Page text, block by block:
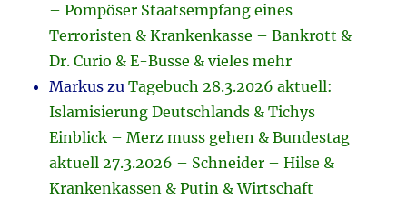
– Pompöser Staatsempfang eines
Terroristen & Krankenkasse – Bankrott &
Dr. Curio & E-Busse & vieles mehr
Markus zuTagebuch 28.3.2026 aktuell:
Islamisierung Deutschlands & Tichys
Einblick – Merz muss gehen & Bundestag
aktuell 27.3.2026 – Schneider – Hilse &
Krankenkassen & Putin & Wirtschaft